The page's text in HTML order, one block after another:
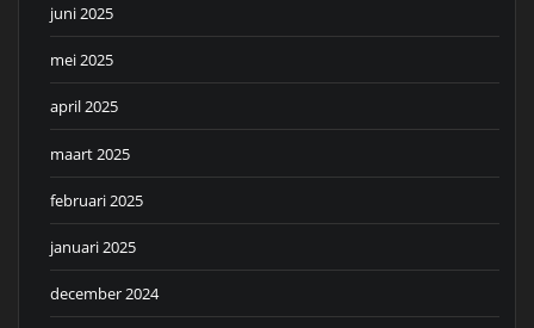
juni 2025
mei 2025
april 2025
maart 2025
februari 2025
januari 2025
december 2024